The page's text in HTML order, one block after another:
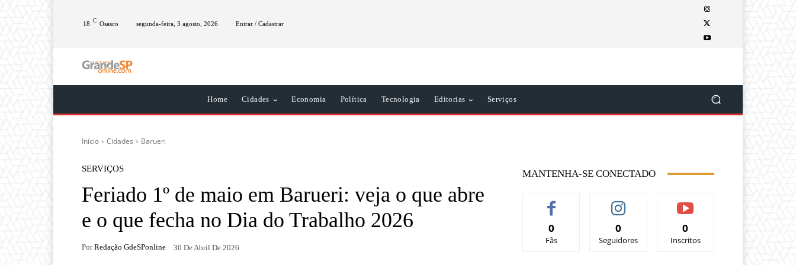
18 C Osasco segunda-feira, 3 agosto, 2026 Entrar / Cadastrar
Home Cidades Economia Política Tecnologia Editorias Serviços
Início Cidades Barueri
SERVIÇOS
Feriado 1º de maio em Barueri: veja o que abre
e o que fecha no Dia do Trabalho 2026
Por Redação GdeSPonline 30 De Abril De 2026
MANTENHA-SE CONECTADO
0
Fãs
0
Seguidores
0
Inscritos